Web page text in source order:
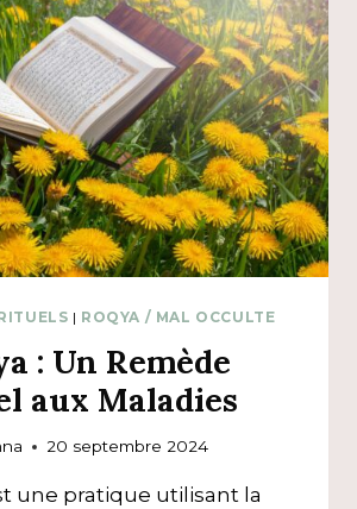
SUR
NOS
ABLUTIONS
ET
NOS
PRIÈRES
| ROQYA / MAL OCCULTE
: Un Remède
aux Maladies
20 septembre 2024
une pratique utilisant la